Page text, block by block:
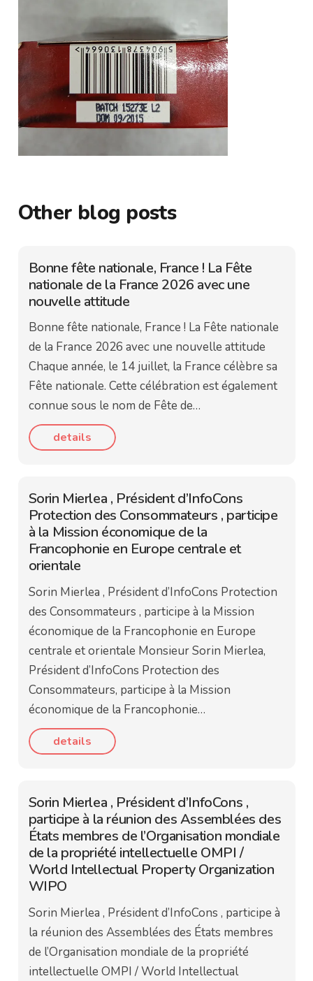
Other blog posts
Bonne fête nationale, France ! La Fête
nationale de la France 2026 avec une
nouvelle attitude
Bonne fête nationale, France ! La Fête nationale
de la France 2026 avec une nouvelle attitude
Chaque année, le 14 juillet, la France célèbre sa
Fête nationale. Cette célébration est également
connue sous le nom de Fête de…
details
Sorin Mierlea , Président d’InfoCons
Protection des Consommateurs , participe
à la Mission économique de la
Francophonie en Europe centrale et
orientale
Sorin Mierlea , Président d’InfoCons Protection
des Consommateurs , participe à la Mission
économique de la Francophonie en Europe
centrale et orientale Monsieur Sorin Mierlea,
Président d’InfoCons Protection des
Consommateurs, participe à la Mission
économique de la Francophonie…
details
Sorin Mierlea , Président d’InfoCons ,
participe à la réunion des Assemblées des
États membres de l’Organisation mondiale
de la propriété intellectuelle OMPI /
World Intellectual Property Organization
WIPO
Sorin Mierlea , Président d’InfoCons , participe à
la réunion des Assemblées des États membres
de l’Organisation mondiale de la propriété
intellectuelle OMPI / World Intellectual